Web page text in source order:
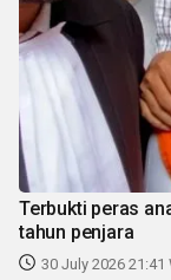
Terbukti peras
tahun penjara
30 July 2026 21:41